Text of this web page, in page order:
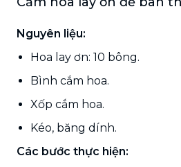
Nguyên liệu:
Hoa lay ơn: 10 bông.
Bình cắm hoa.
Xốp cắm hoa.
Kéo, băng dính.
Các bước thực hiện: